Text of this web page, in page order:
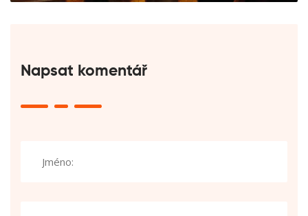
Napsat komentář